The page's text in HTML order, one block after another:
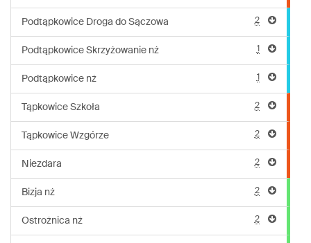
Podtąpkowice Droga do Sączowa 2
Podtąpkowice Skrzyżowanie nż 1
Podtąpkowice nż 1
Tąpkowice Szkoła 2
Tąpkowice Wzgórze 2
Niezdara 2
Bizja nż 2
Ostrożnica nż 2